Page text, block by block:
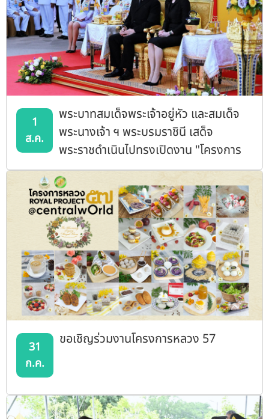
1
ส.ค.
พระบาทสมเด็จพระเจ้าอยู่หัว และสมเด็จ
พระนางเจ้า ฯ พระบรมราชินี เสด็จ
พระราชดำเนินไปทรงเปิดงาน "โครงการ
หลวง 57"
31
ก.ค.
ขอเชิญร่วมงานโครงการหลวง 57